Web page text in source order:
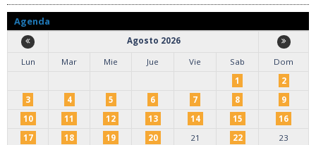
Agenda
Agosto 2026
Lun
Mar Mie Jue Vie Sab
Dom
1
2
3
4 5 6 7 8
9
10
11 12 13 14 15
16
17
18 19 20 21 22
23